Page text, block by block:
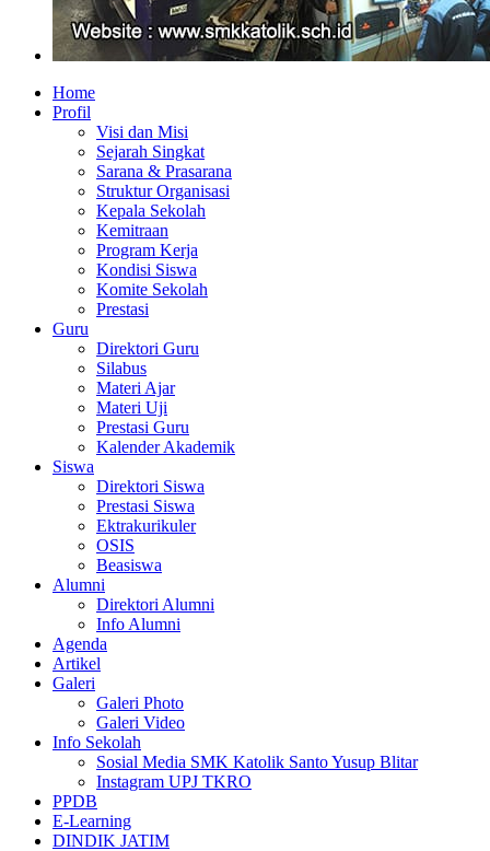
Home
Profil
Visi dan Misi
Sejarah Singkat
Sarana & Prasarana
Struktur Organisasi
Kepala Sekolah
Kemitraan
Program Kerja
Kondisi Siswa
Komite Sekolah
Prestasi
Guru
Direktori Guru
Silabus
Materi Ajar
Materi Uji
Prestasi Guru
Kalender Akademik
Siswa
Direktori Siswa
Prestasi Siswa
Ektrakurikuler
OSIS
Beasiswa
Alumni
Direktori Alumni
Info Alumni
Agenda
Artikel
Galeri
Galeri Photo
Galeri Video
Info Sekolah
Sosial Media SMK Katolik Santo Yusup Blitar
Instagram UPJ TKRO
PPDB
E-Learning
DINDIK JATIM